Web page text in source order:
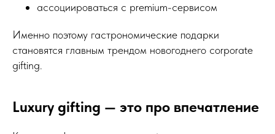
ассоциироваться с premium-сервисом
Именно поэтому гастрономические подарки
становятся главным трендом новогоднего corporate
gifting.
Luxury gifting — это про впечатление